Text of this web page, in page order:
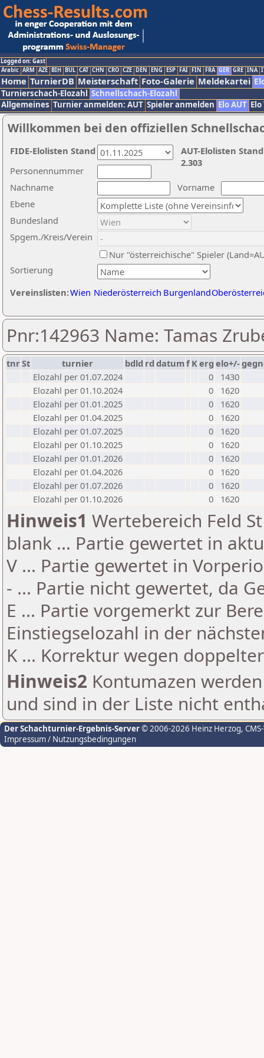
Logged on: Gast
Arabic ARM AZE BIH BUL CAT CHN CRO CZE DEN ENG ESP FAI FIN FRA GER GRE INA
Home TurnierDB Meisterschaft Foto-Galerie Meldekartei
Turnierschach-Elozahl Schnellschach-Elozahl
Allgemeines Turnier anmelden: AUT Spieler anmelden Elo AUT
Willkommen bei den offiziellen
Nachname
Vorname
Ebene
Sortierung
Personennummer
Bundesland
Spgem./Kreis/Verein
Nur "österreichische" Spieler
Vereinslisten:Wien Niederösterreich Burgenland
AUT-Elolisten
2.303
FIDE-Elolisten Stand
Pnr:142963 Name: Tamas
tnrSt turnier bdld rd datumf Kerg elo+/-
Elozahl per 01.07.2024
0
1430
Elozahl per 01.10.2024
0
1620
Elozahl per 01.01.2025
0
1620
Elozahl per 01.04.2025
0
1620
Elozahl per 01.07.2025
0
1620
Elozahl per 01.10.2025
0
1620
Elozahl per 01.01.2026
0
1620
Elozahl per 01.04.2026
0
1620
Elozahl per 01.07.2026
0
1620
Elozahl per 01.10.2026
0 1620
Hinweis1 Wertebereich Feld
blank ... Partie gewertet in
V ... Partie gewertet in
- ... Partie nicht gewertet, da
E ... Partie vorgemerkt zur
Einstiegselozahl in der
K ... Korrektur wegen
Hinweis2 Kontumazen
und sind in der Liste nicht
Der Schachturnier-Ergebnis-Server© 2006-2026 Heinz Herzog,
Impressum / Nutzungsbedingungen